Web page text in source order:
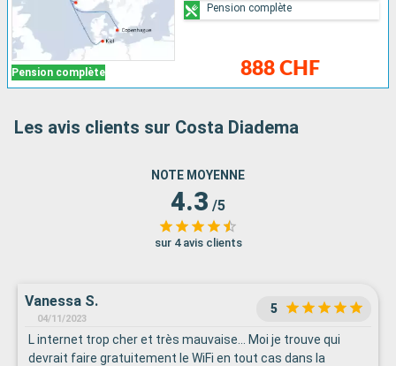
Pension complète 888 CHF
Pension complète
Les avis clients sur Costa Diadema
NOTE MOYENNE
4.3 /5
sur 4 avis clients
Vanessa S.
04/11/2023
5
L internet trop cher et très mauvaise... Moi je trouve qui
devrait faire gratuitement le WiFi en tout cas dans la